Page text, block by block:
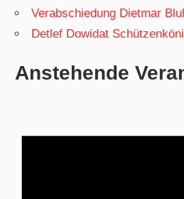
Verabschiedung Dietmar
Detlef Dowidat
Anstehende